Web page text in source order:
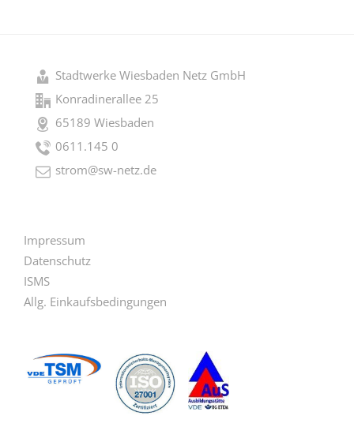
Stadtwerke Wiesbaden Netz GmbH
Konradinerallee 25
65189 Wiesbaden
0611.145 0
strom@sw-netz.de
Impressum
Datenschutz
ISMS
Allg. Einkaufsbedingungen